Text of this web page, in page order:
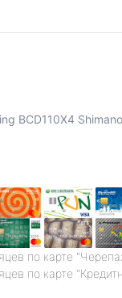
BCD110X4
по карте
по карте